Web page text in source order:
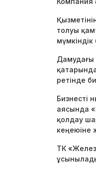
толуы
мүмкіндік
Дамудағы
ретінде
Бизнесті
аясында
қолдау
кеңеюіне
ТК